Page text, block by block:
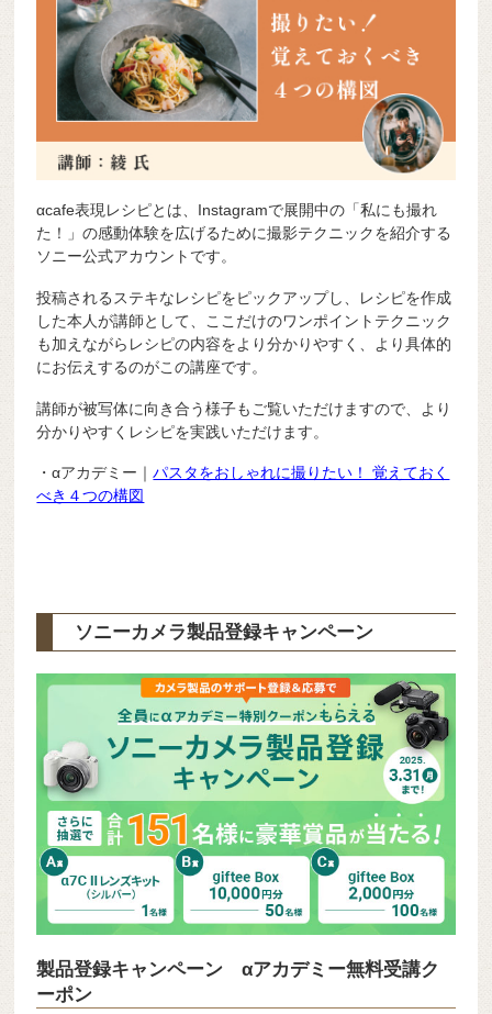
αcafe表現レシピとは、Instagramで展開中の「私にも撮れ
た！」の感動体験を広げるために撮影テクニックを紹介する
ソニー公式アカウントです。
投稿されるステキなレシピをピックアップし、レシピを作成
した本人が講師として、ここだけのワンポイントテクニック
も加えながらレシピの内容をより分かりやすく、より具体的
にお伝えするのがこの講座です。
講師が被写体に向き合う様子もご覧いただけますので、より
分かりやすくレシピを実践いただけます。
・αアカデミー｜パスタをおしゃれに撮りたい！ 覚えておく
べき４つの構図
ソニーカメラ製品登録キャンペーン
製品登録キャンペーン αアカデミー無料受講ク
ーポン